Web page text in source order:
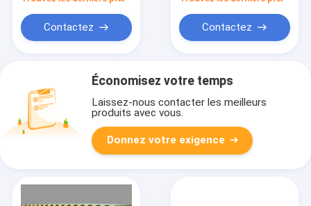
Contactez Contactez
Économisez votre temps
Laissez-nous contacter les meilleurs
produits avec vous.
Donnez votre exigence